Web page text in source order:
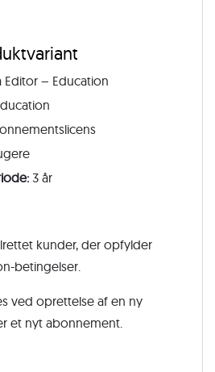
Editor – Education
3 år
kunder, der opfylder
betingelser.
ved oprettelse af en ny
et nyt abonnement.